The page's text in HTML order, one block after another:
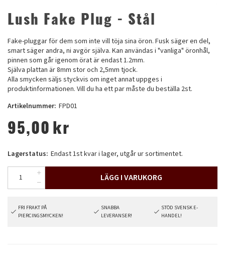
Lush Fake Plug - Stål
Fake-pluggar för dem som inte vill töja sina öron. Fusk säger en del,
smart säger andra, ni avgör själva. Kan användas i "vanliga" öronhål,
pinnen som går igenom örat är endast 1.2mm.
Själva plattan är 8mm stor och 2,5mm tjock.
Alla smycken säljs styckvis om inget annat uppges i
produktinformationen. Vill du ha ett par måste du beställa 2st.
Artikelnummer: FPD01
95,00 kr
Lagerstatus: Endast 1st kvar i lager, utgår ur sortimentet.
LÄGG I VARUKORG
FRI FRAKT PÅ
PIERCINGSMYCKEN!
SNABBA
LEVERANSER!
STÖD SVENSK E-
HANDEL!